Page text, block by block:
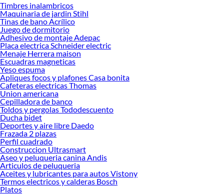
Desde remodelaciones hasta proyectos de decoración, estamos aquí para hacer
tus ideas realidad. ¡Visítanos y encuentra todo lo que tenemos para ofrecerte en
Transformadores Eléctricos y UPS!
Explora la variedad de productos de Transformadores Eléctricos y UPS
en Sodimac
Herramientas, materiales y accesorios de calidad para tus proyectos y
renovación de espacios. ¡Visítanos y descubre todo lo que tenemos para
ofrecerte!
Encuentra una amplia variedad de productos de Transformadores Eléctricos y
UPS en Sodimac. Encuentra todo lo necesario para tus proyectos de renovación
y decoración. ¡Visítanos y haz tus ideas realidad!
Timbres inalambricos
Maquinaria de jardin Stihl
Tinas de bano Acrílico
Juego de dormitorio
Adhesivo de montaje Adepac
Placa electrica Schneider electric
Menaje Herrera maison
Escuadras magneticas
Yeso espuma
Apliques focos y plafones Casa bonita
Cafeteras electricas Thomas
Union americana
Cepilladora de banco
Toldos y pergolas Tododescuento
Ducha bidet
Deportes y aire libre Daedo
Frazada 2 plazas
Perfil cuadrado
Construccion Ultrasmart
Aseo y peluqueria canina Andis
Articulos de peluqueria
Aceites y lubricantes para autos Vistony
Termos electricos y calderas Bosch
Platos